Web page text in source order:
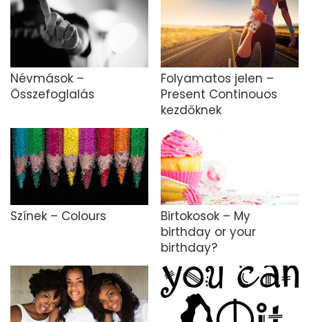
Névmások –
Összefoglalás
Folyamatos jelen –
Present Continouos
kezdőknek
Színek – Colours
Birtokosok – My
birthday or your
birthday?